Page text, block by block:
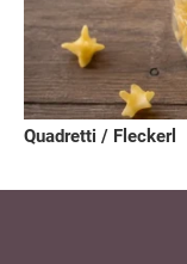
Quadretti / Fleckerl